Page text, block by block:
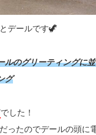
デールです🦖
ルのグリーティングに
グ
でした！
ったのでデールの頭に